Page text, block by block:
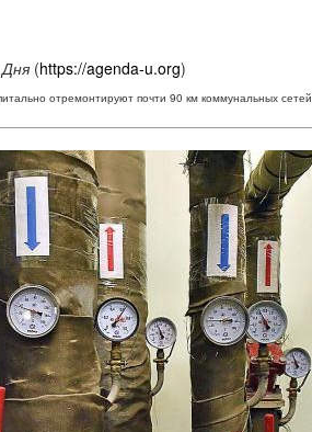
(https://agenda-u.org)
отремонтируют почти 90 км коммунальных сетей